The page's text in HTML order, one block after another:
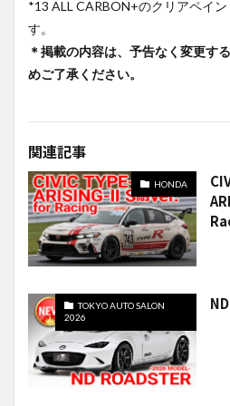
*13 ALL CARBON+のクリアペイ
す。
＊掲載の内容は、予告なく変更す
めご了承ください。
関連記事
HONDA
TOKYO AUTO SALON
2026